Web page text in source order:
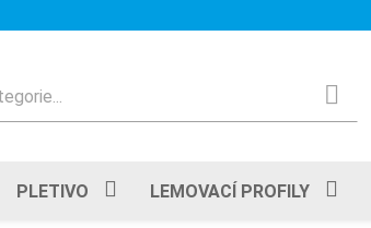
PLETIVO LEMOVACÍ PROFILY